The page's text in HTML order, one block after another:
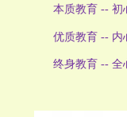
本质教育 -- 初
优质教育 -- 内
终身教育 -- 全